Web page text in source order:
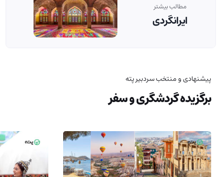
مطالب بیشتر
ایرانگردی
پیشنهادی و منتخب سردبیر پته
برگزیده گردشگری و سفر